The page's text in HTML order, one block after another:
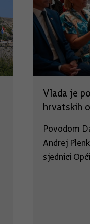
Vlada je
hrvatskih
Povodom
Andrej
sjednici